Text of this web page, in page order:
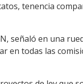
tenencia
señaló en una
en todas las